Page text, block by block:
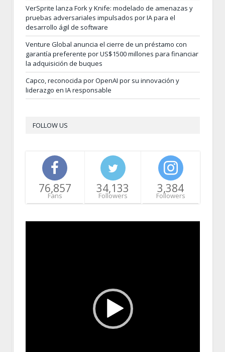
VerSprite lanza Fork y Knife: modelado de amenazas y
pruebas adversariales impulsados por IA para el
desarrollo ágil de software
Venture Global anuncia el cierre de un préstamo con
garantía preferente por US$1500 millones para financiar
la adquisición de buques
Capco, reconocida por OpenAI por su innovación y
liderazgo en IA responsable
FOLLOW US
76,857
Fans
34,133
Followers
3,384
Followers